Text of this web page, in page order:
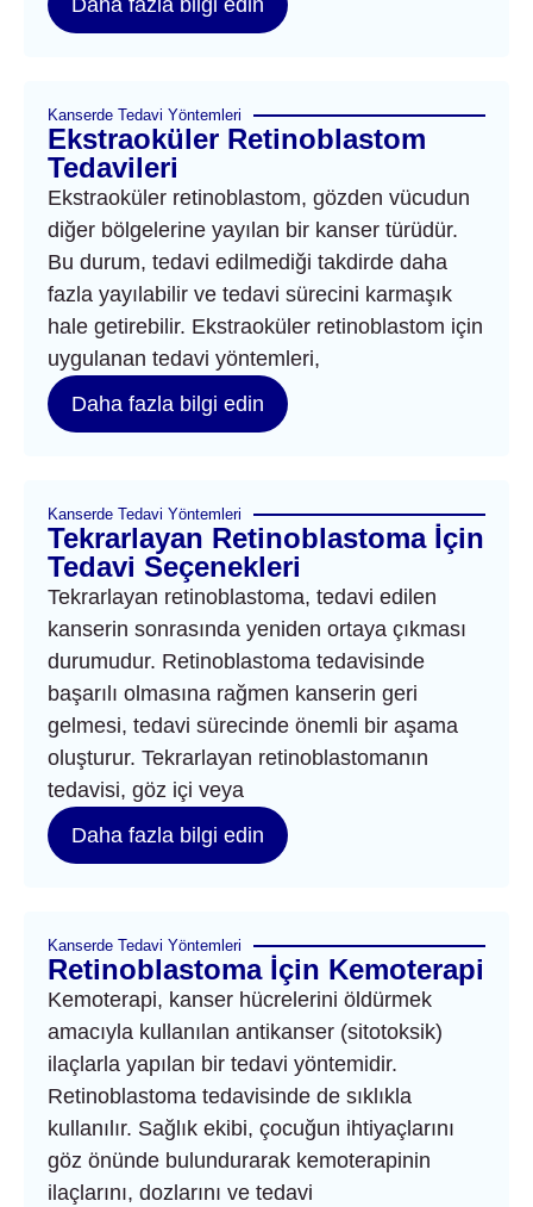
Daha fazla bilgi edin
Kanserde Tedavi Yöntemleri
Ekstraoküler Retinoblastom
Tedavileri
Ekstraoküler retinoblastom, gözden vücudun
diğer bölgelerine yayılan bir kanser türüdür.
Bu durum, tedavi edilmediği takdirde daha
fazla yayılabilir ve tedavi sürecini karmaşık
hale getirebilir. Ekstraoküler retinoblastom için
uygulanan tedavi yöntemleri,
Daha fazla bilgi edin
Kanserde Tedavi Yöntemleri
Tekrarlayan Retinoblastoma İçin
Tedavi Seçenekleri
Tekrarlayan retinoblastoma, tedavi edilen
kanserin sonrasında yeniden ortaya çıkması
durumudur. Retinoblastoma tedavisinde
başarılı olmasına rağmen kanserin geri
gelmesi, tedavi sürecinde önemli bir aşama
oluşturur. Tekrarlayan retinoblastomanın
tedavisi, göz içi veya
Daha fazla bilgi edin
Kanserde Tedavi Yöntemleri
Retinoblastoma İçin Kemoterapi
Kemoterapi, kanser hücrelerini öldürmek
amacıyla kullanılan antikanser (sitotoksik)
ilaçlarla yapılan bir tedavi yöntemidir.
Retinoblastoma tedavisinde de sıklıkla
kullanılır. Sağlık ekibi, çocuğun ihtiyaçlarını
göz önünde bulundurarak kemoterapinin
ilaçlarını, dozlarını ve tedavi